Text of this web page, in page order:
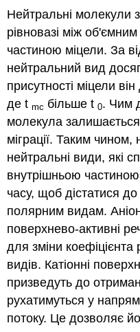
Нейтральні молекули
рівновазі між
частиною міцели. За
нейтральний вид
присутності міцели
де tmc більше t0. Чим
молекула
міграції. Таким чином,
нейтральні види, які
внутрішньою
часу, щоб дістатися
полярним видам.
поверхнево-активні
для зміни
видів. Катіонні
призведуть до
рухатимуться у
потоку. Це дозволяє